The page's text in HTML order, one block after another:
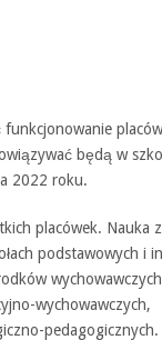
będą w
2022 roku.
placówek. Nauka
podstawowych i
wychowawczych,
pedagogicznych.